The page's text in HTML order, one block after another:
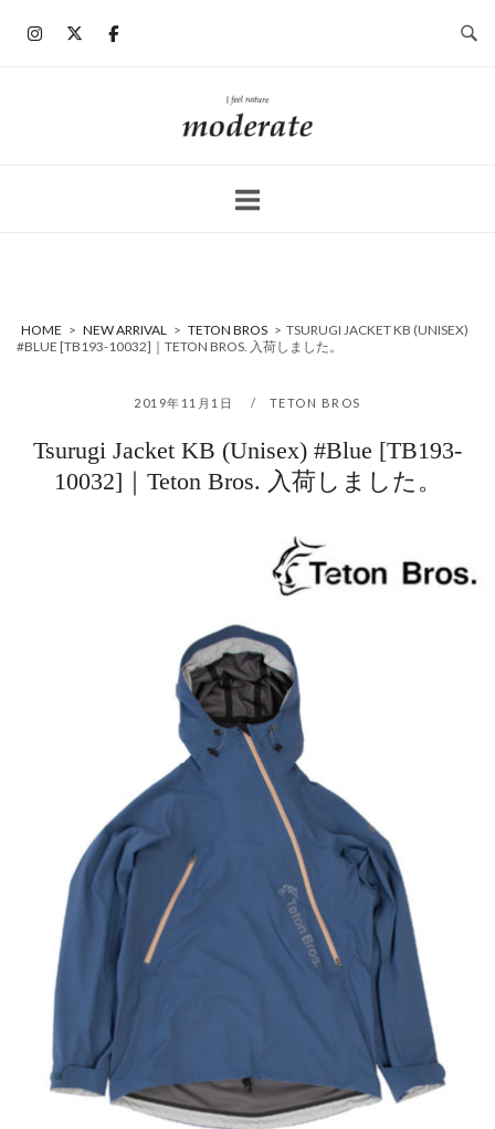
ホ
ー
HOME > NEW ARRIVAL > TETON BROS > TSURUGI JACKET KB (UNISEX)
#BLUE [TB193-10032]｜TETON BROS. 入荷しました。
2019年11月1日 TETON BROS
Tsurugi Jacket KB (Unisex) #Blue [TB193-
10032]｜Teton Bros. 入荷しました。